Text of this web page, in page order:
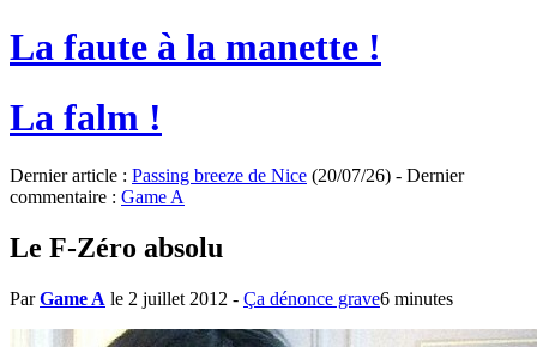
La faute à la manette !
La falm !
Dernier article : Passing breeze de Nice (20/07/26) - Dernier
commentaire : Game A
Le F-Zéro absolu
ParGame A le 2 juillet 2012 - Ça dénonce grave6 minutes